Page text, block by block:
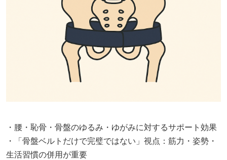
・腰・恥骨・骨盤のゆるみ・ゆがみに対するサポート効果
・「骨盤ベルトだけで完璧ではない」視点：筋力・姿勢・
生活習慣の併用が重要